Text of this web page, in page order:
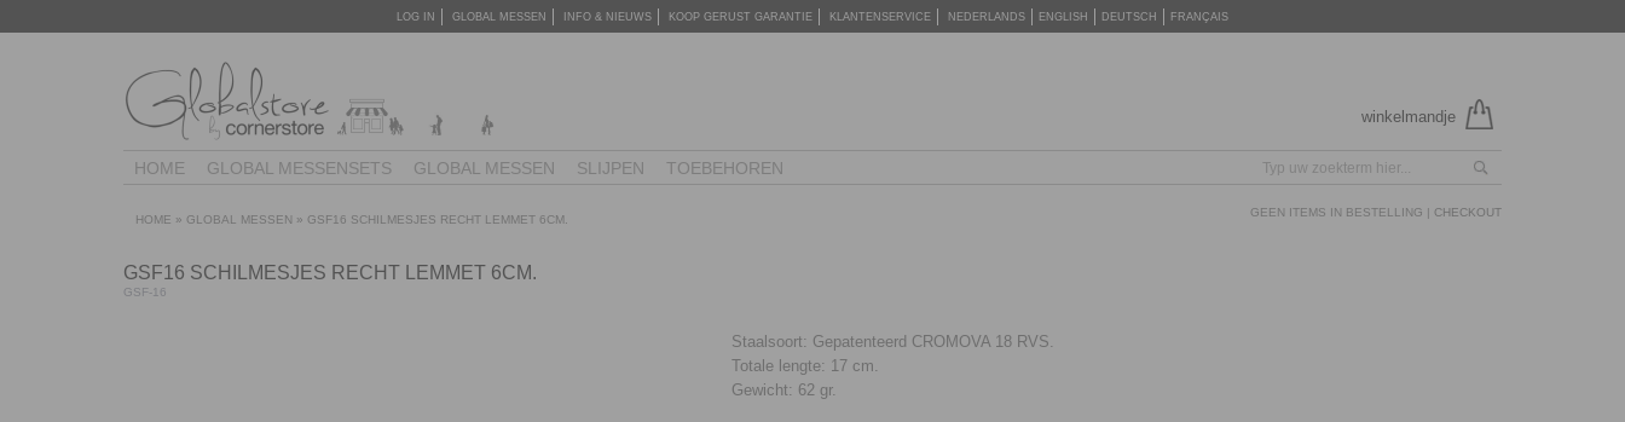
LOG IN GLOBAL MESSEN INFO & NIEUWS KOOP GERUST GARANTIE KLANTENSERVICE NEDERLANDS ENGLISH DEUTSCH FRANÇAIS
winkelmandje
HOME GLOBAL MESSENSETS GLOBAL MESSEN SLIJPEN TOEBEHOREN
HOME » GLOBAL MESSEN » GSF16 SCHILMESJES RECHT LEMMET 6CM.
GEEN ITEMS IN BESTELLING | CHECKOUT
GSF16 SCHILMESJES RECHT LEMMET 6CM.
GSF-16
Staalsoort: Gepatenteerd CROMOVA 18 RVS.
Totale lengte: 17 cm.
Gewicht: 62 gr.